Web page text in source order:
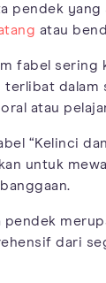
pendek yang
atau
fabel sering
terlibat dalam
atau
“Kelinci
untuk
pendek
dari